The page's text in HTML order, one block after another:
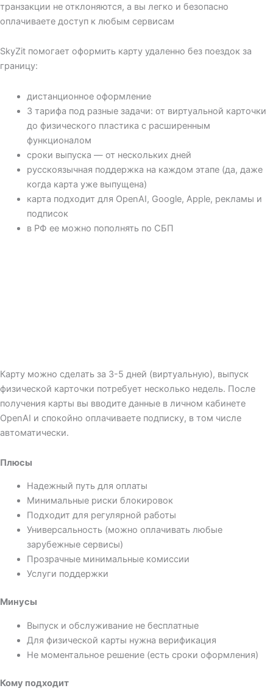
транзакции не отклоняются, а вы легко и безопасно
оплачиваете доступ к любым сервисам
SkyZit помогает оформить карту удаленно без поездок за
границу:
дистанционное оформление
3 тарифа под разные задачи: от виртуальной карточки
до физического пластика с расширенным
функционалом
сроки выпуска — от нескольких дней
русскоязычная поддержка на каждом этапе (да, даже
когда карта уже выпущена)
карта подходит для OpenAI, Google, Apple, рекламы и
подписок
в РФ ее можно пополнять по СБП
Карту можно сделать за 3-5 дней (виртуальную), выпуск
физической карточки потребует несколько недель. После
получения карты вы вводите данные в личном кабинете
OpenAI и спокойно оплачиваете подписку, в том числе
автоматически.
Плюсы
Надежный путь для оплаты
Минимальные риски блокировок
Подходит для регулярной работы
Универсальность (можно оплачивать любые
зарубежные сервисы)
Прозрачные минимальные комиссии
Услуги поддержки
Минусы
Выпуск и обслуживание не бесплатные
Для физической карты нужна верификация
Не моментальное решение (есть сроки оформления)
Кому подходит